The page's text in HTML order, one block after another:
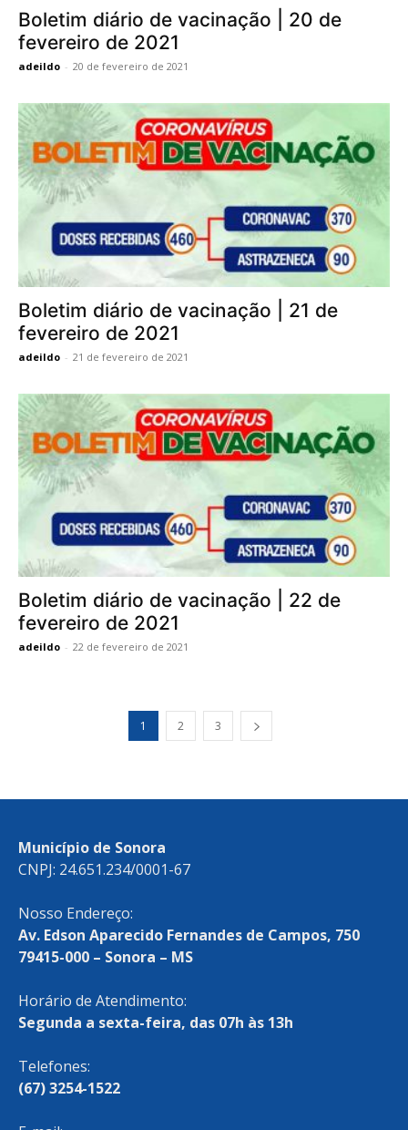
Boletim diário de vacinação | 20 de
fevereiro de 2021
adeildo - 20 de fevereiro de 2021
Boletim diário de vacinação | 21 de
fevereiro de 2021
adeildo - 21 de fevereiro de 2021
Boletim diário de vacinação | 22 de
fevereiro de 2021
adeildo - 22 de fevereiro de 2021
1 2 3
Município de Sonora
CNPJ: 24.651.234/0001-67
Nosso Endereço:
Av. Edson Aparecido Fernandes de Campos, 750
79415-000 – Sonora – MS
Horário de Atendimento:
Segunda a sexta-feira, das 07h às 13h
Telefones:
(67) 3254-1522